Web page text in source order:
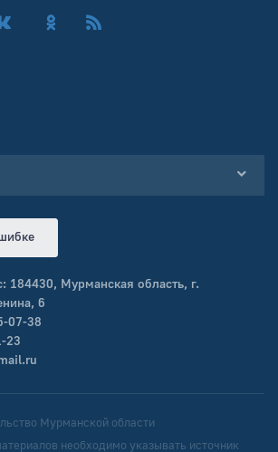
184430, Мурманская область, г.
6
07-38
23
Мурманской области
необходимо указывать источник